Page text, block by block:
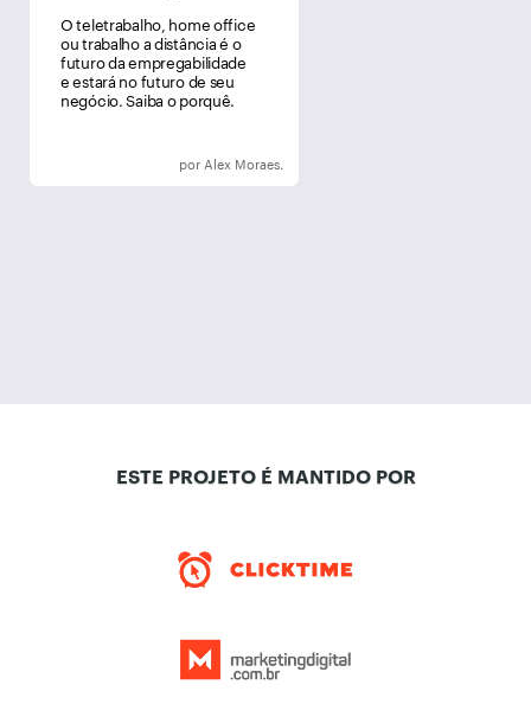
O teletrabalho, home office
ou trabalho a distância é o
futuro da empregabilidade
e estará no futuro de seu
negócio. Saiba o porquê.
por Alex Moraes.
ESTE PROJETO É MANTIDO POR